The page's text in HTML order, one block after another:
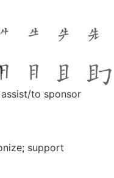
to sponsor
support